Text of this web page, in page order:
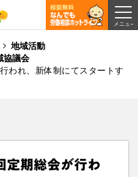
地域活動
協議会
われ、新体制にてスタートす
定期総会が行わ